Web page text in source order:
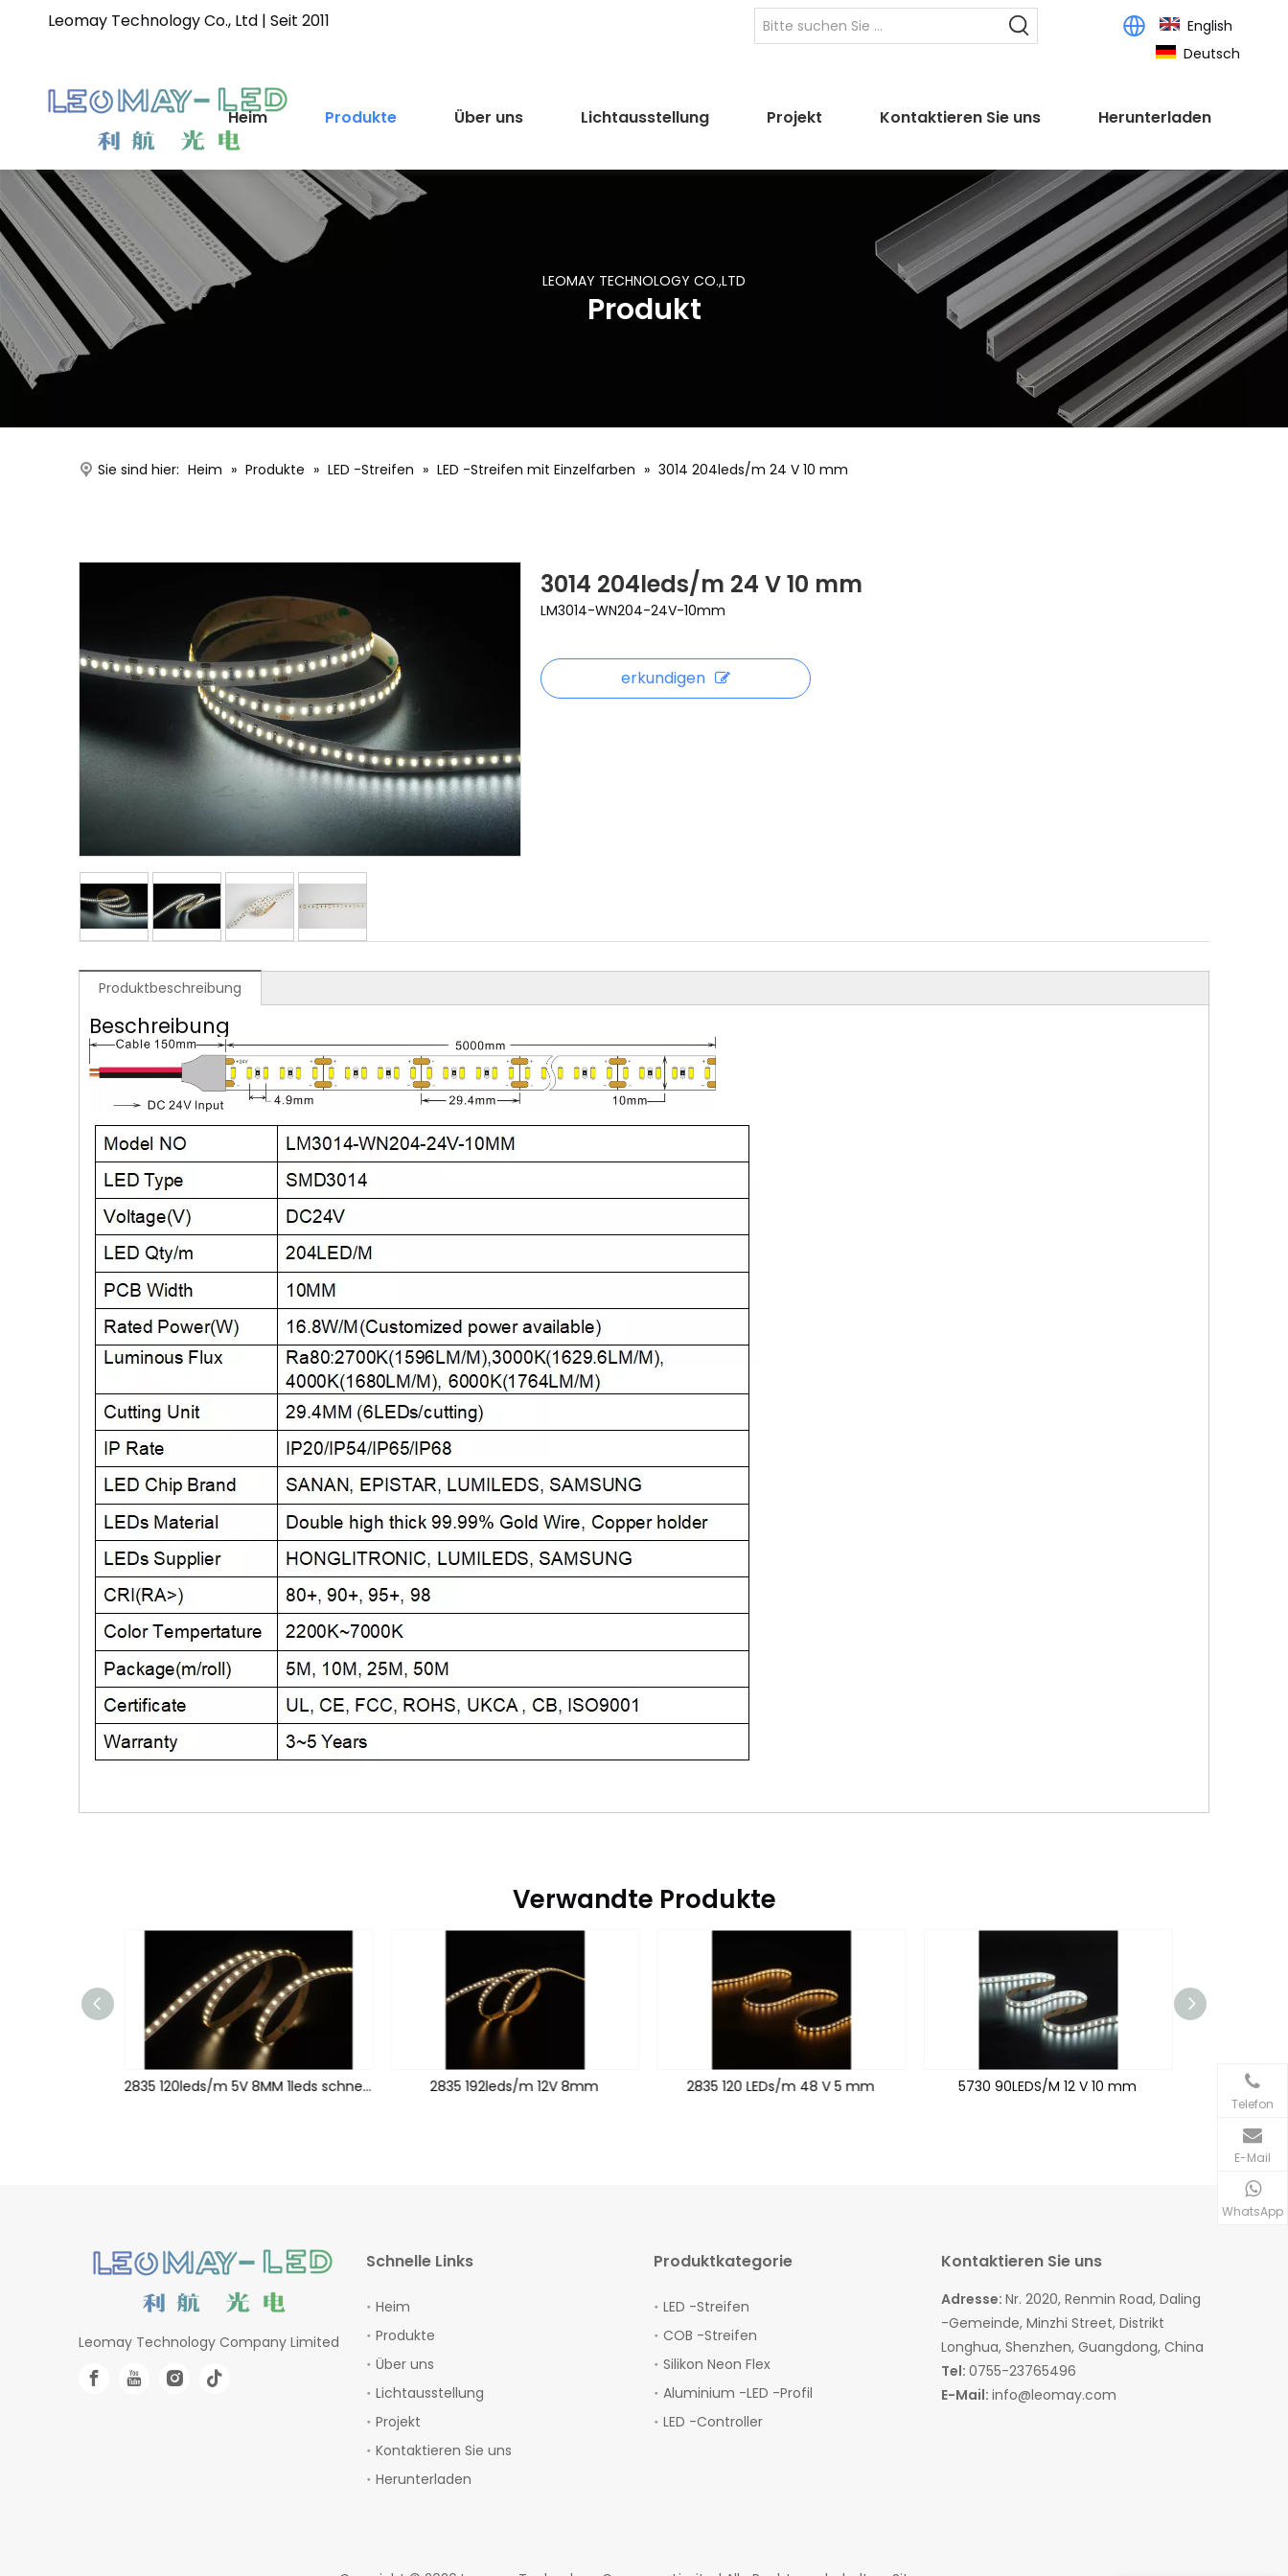
Leomay Technology Co., Ltd | Seit 2011
English
Deutsch
Heim Produkte Über uns Lichtausstellung Projekt Kontaktieren Sie uns Herunterladen
LEOMAY TECHNOLOGY CO.,LTD
Produkt
Sie sind hier: Heim » Produkte » LED -Streifen » LED -Streifen mit Einzelfarben » 3014 204leds/m 24 V 10 mm
3014 204leds/m 24 V 10 mm
LM3014-WN204-24V-10mm
erkundigen
Produktbeschreibung
Beschreibung
Verwandte Produkte
2835 120leds/m 5V 8MM 1leds schneiden 2835 192leds/m 12V 8mm 2835 120 LEDs/m 48 V 5 mm 5730 90LEDS/M 12 V 10 mm 2835
Leomay Technology Company Limited
Schnelle Links
Heim
Produkte
Über uns
Lichtausstellung
Projekt
Kontaktieren Sie uns
Herunterladen
Produktkategorie
LED -Streifen
COB -Streifen
Silikon Neon Flex
Aluminium -LED -Profil
LED -Controller
Kontaktieren Sie uns
Adresse: Nr. 2020, Renmin Road, Daling
-Gemeinde, Minzhi Street, Distrikt
Longhua, Shenzhen, Guangdong, China
Tel: 0755-23765496
E-Mail: info@leomay.com
Telefon
E-Mail
WhatsApp